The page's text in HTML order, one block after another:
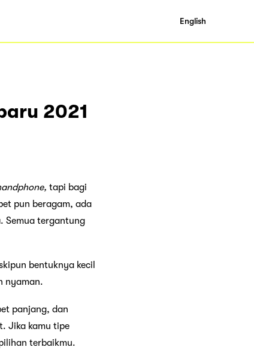
English
2021
tapi bagi
pun beragam, ada
Semua tergantung
bentuknya kecil
nyaman.
panjang, dan
Jika kamu tipe
terbaikmu.